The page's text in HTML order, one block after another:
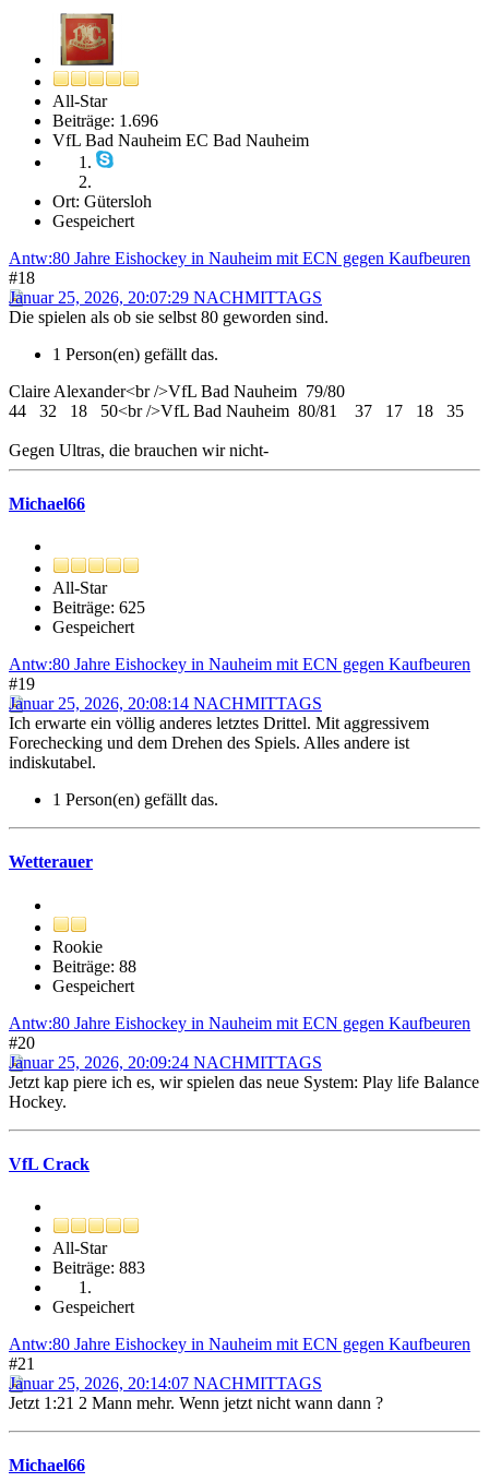
All-Star
Beiträge: 1.696
VfL Bad Nauheim EC Bad Nauheim
Ort: Gütersloh
Gespeichert
Antw:80 Jahre Eishockey in Nauheim mit ECN gegen Kaufbeuren
#18
Januar 25, 2026, 20:07:29 NACHMITTAGS
Die spielen als ob sie selbst 80 geworden sind.
1 Person(en) gefällt das.
Claire Alexander<br />VfL Bad Nauheim 79/80
44 32 18 50<br />VfL Bad Nauheim 80/81 37 17 18 35
Gegen Ultras, die brauchen wir nicht-
Michael66
All-Star
Beiträge: 625
Gespeichert
Antw:80 Jahre Eishockey in Nauheim mit ECN gegen Kaufbeuren
#19
Januar 25, 2026, 20:08:14 NACHMITTAGS
Ich erwarte ein völlig anderes letztes Drittel. Mit aggressivem
Forechecking und dem Drehen des Spiels. Alles andere ist
indiskutabel.
1 Person(en) gefällt das.
Wetterauer
Rookie
Beiträge: 88
Gespeichert
Antw:80 Jahre Eishockey in Nauheim mit ECN gegen Kaufbeuren
#20
Januar 25, 2026, 20:09:24 NACHMITTAGS
Jetzt kap piere ich es, wir spielen das neue System: Play life Balance
Hockey.
VfL Crack
All-Star
Beiträge: 883
Gespeichert
Antw:80 Jahre Eishockey in Nauheim mit ECN gegen Kaufbeuren
#21
Januar 25, 2026, 20:14:07 NACHMITTAGS
Jetzt 1:21 2 Mann mehr. Wenn jetzt nicht wann dann ?
Michael66